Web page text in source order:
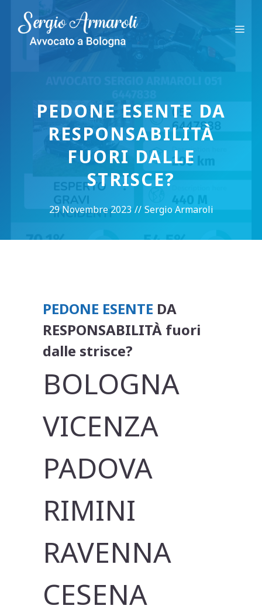
contenuto
PEDONE ESENTE DA
RESPONSABILITÀ
FUORI DALLE
STRISCE?
29 Novembre 2023 // Sergio Armaroli
PEDONE ESENTE DA
RESPONSABILITÀ fuori
dalle strisce?
BOLOGNA
VICENZA
PADOVA
RIMINI
RAVENNA
CESENA